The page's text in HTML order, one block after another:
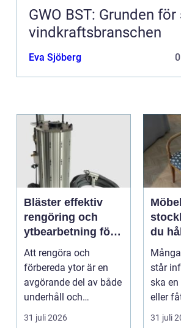
GWO BST: Grunden
vindkraftsbranschen
Eva Sjöberg
Bläster effektiv
rengöring och
ytbearbetning för
proffs och
hantverkare
Att rengöra och
förbereda ytor är en
avgörande del av både
underhåll och
renovering. Färg, rost,
31 juli 2026
du
står
ska
eller
säljas
31 juli